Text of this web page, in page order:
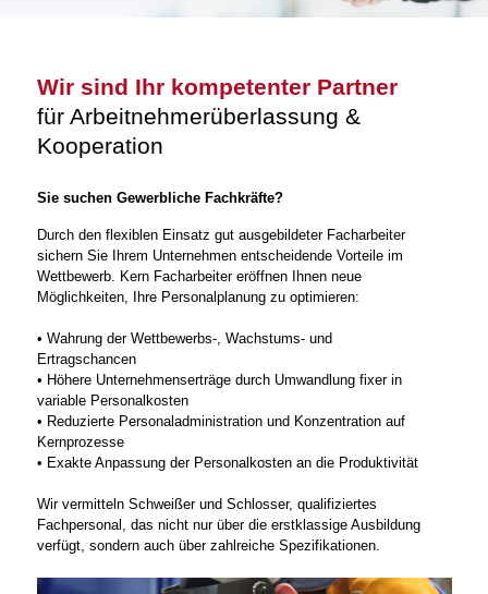
Wir sind Ihr kompetenter Partner
für Arbeitnehmerüberlassung &
Kooperation
Sie suchen Gewerbliche Fachkräfte?
Durch den flexiblen Einsatz gut ausgebildeter
Facharbeiter sichern Sie Ihrem Unternehmen
entscheidende Vorteile im Wettbewerb. Kern
Ihre Personalplanung zu optimieren:
Wahrung der Wettbewerbs-, Wachstums-
und Ertragschancen
Höhere Unternehmenserträge durch
Umwandlung fixer in variable
Reduzierte Personaladministration und
Konzentration auf Kernprozesse
Exakte Anpassung der Personalkosten
an die Produktivität
Wir vermitteln Schweißer und Schlosser,
qualifiziertes Fachpersonal, das nicht nur über
auch über zahlreiche Spezifikationen.
Sie suchen Gewerbliche Fachkräfte?
Durch den flexiblen Einsatz gut ausgebildeter Facharbeiter
sichern Sie Ihrem Unternehmen entscheidende Vorteile im
Wettbewerb. Kern Facharbeiter eröffnen Ihnen neue
Möglichkeiten, Ihre Personalplanung zu optimieren:
• Wahrung der Wettbewerbs-, Wachstums- und
Ertragschancen
• Höhere Unternehmenserträge durch Umwandlung fixer in
variable Personalkosten
• Reduzierte Personaladministration und Konzentration auf
Kernprozesse
• Exakte Anpassung der Personalkosten an die Produktivität
Wir vermitteln Schweißer und Schlosser, qualifiziertes
Fachpersonal, das nicht nur über die erstklassige Ausbildung
verfügt, sondern auch über zahlreiche Spezifikationen.